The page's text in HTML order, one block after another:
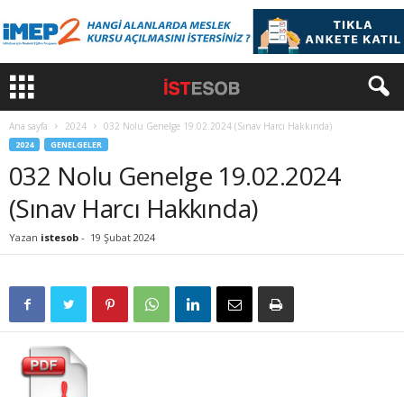
Ana sayfa 2024 032 Nolu Genelge 19.02.2024 (Sınav Harcı Hakkında)
2024 GENELGELER
032 Nolu Genelge 19.02.2024
(Sınav Harcı Hakkında)
Yazan istesob - 19 Şubat 2024